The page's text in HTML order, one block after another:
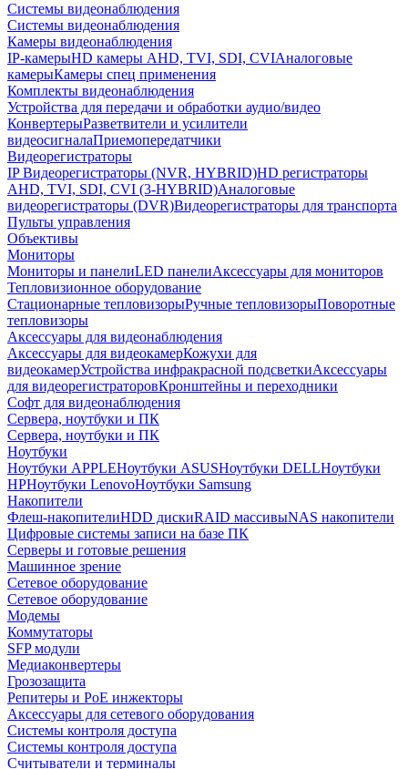
Системы видеонаблюдения
Системы видеонаблюдения
Камеры видеонаблюдения
IP-камерыHD камеры AHD, TVI, SDI, CVIАналоговые
камерыКамеры спец применения
Комплекты видеонаблюдения
Устройства для передачи и обработки аудио/видео
КонвертерыРазветвители и усилители
видеосигналаПриемопередатчики
Видеорегистраторы
IP Видеорегистраторы (NVR, HYBRID)HD регистраторы
AHD, TVI, SDI, CVI (3-HYBRID)Аналоговые
видеорегистраторы (DVR)Видеорегистраторы для транспорта
Пульты управления
Объективы
Мониторы
Мониторы и панелиLED панелиАксессуары для мониторов
Тепловизионное оборудование
Стационарные тепловизорыРучные тепловизорыПоворотные
тепловизоры
Аксессуары для видеонаблюдения
Аксессуары для видеокамерКожухи для
видеокамерУстройства инфракрасной подсветкиАксессуары
для видеорегистраторовКронштейны и переходники
Софт для видеонаблюдения
Сервера, ноутбуки и ПК
Сервера, ноутбуки и ПК
Ноутбуки
Ноутбуки APPLEНоутбуки ASUSНоутбуки DELLНоутбуки
HPНоутбуки LenovoНоутбуки Samsung
Накопители
Флеш-накопителиHDD дискиRAID массивыNAS накопители
Цифровые системы записи на базе ПК
Серверы и готовые решения
Машинное зрение
Сетевое оборудование
Сетевое оборудование
Модемы
Коммутаторы
SFP модули
Медиаконвертеры
Грозозащита
Репитеры и PoE инжекторы
Аксессуары для сетевого оборудования
Системы контроля доступа
Системы контроля доступа
Считыватели и терминалы